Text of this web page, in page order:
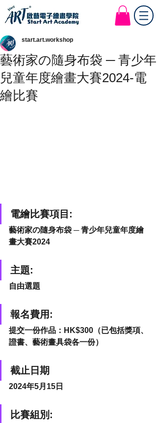
Start Art Workshop
藝術家の隨身布袋 ─ 青少年
兒童年度繪畫大賽2024-電
繪比賽
start.art.workshop
電繪比賽項目:
藝術家の隨身布袋 ─ 青少年兒童年度繪
畫大賽2024
主題:
自由選題
報名費用:
提交一份作品：HK$300 （已包括獎項、
證書、藝術畫具袋各一份）
截止日期
2024年5月15日
比賽組別: